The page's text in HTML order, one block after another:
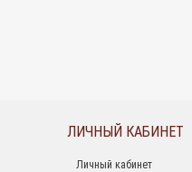
ЛИЧНЫЙ КАБИНЕТ
Личный кабинет